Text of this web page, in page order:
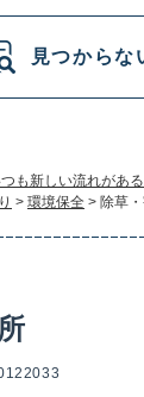
も新しい流れがある
> 環境保全 > 除草
見つからな